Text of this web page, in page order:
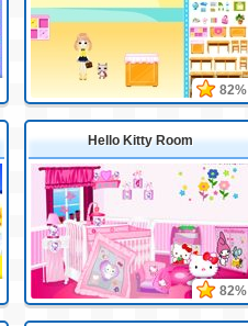
82%
Hello Kitty Room
82%